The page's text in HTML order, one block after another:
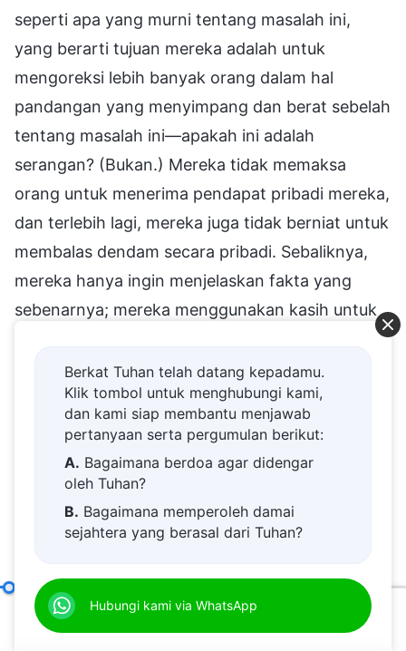
seperti apa yang murni tentang masalah ini,
yang berarti tujuan mereka adalah untuk
mengoreksi lebih banyak orang dalam hal
pandangan yang menyimpang dan berat sebelah
tentang masalah ini—apakah ini adalah
serangan? (Bukan.) Mereka tidak memaksa
orang untuk menerima pendapat pribadi mereka,
dan terlebih lagi, mereka juga tidak berniat untuk
membalas dendam secara pribadi. Sebaliknya,
mereka hanya ingin menjelaskan fakta yang
sebenarnya; mereka menggunakan kasih untuk
mencegah agar pihak tersebut tidak tersesat
melalui pemahaman ini. Entah pihak lainnya
menerima ini atau tidak, mereka mampu
memenuhi tanggung jawab mereka. Dengan
demikian, perilaku ini, pendekatan ini, bukanlah
serangan. Melalui bahasa, pilihan kata, serta
cara, nada dan sikap bicara dalam kedua
membedakan apa niat dan tujuan orang
tersebut. Jika orang berniat untuk menyerang
Berkat Tuhan telah datang kepadamu.
Klik tombol untuk menghubungi kami,
dan kami siap membantu menjawab
pertanyaan serta pergumulan berikut:
A. Bagaimana berdoa agar didengar
oleh Tuhan?
B. Bagaimana memperoleh damai
sejahtera yang berasal dari Tuhan?
D.
dekat kepada Tuhan.
E.Bagaimana menyambut kedatangan
Hubungi kami via WhatsApp
Pasal